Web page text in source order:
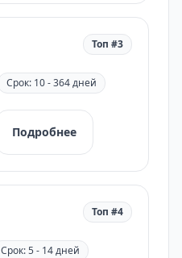
Топ #3
Срок: 10 - 364 дней
Подробнее
Топ #4
Срок: 5 - 14 дней